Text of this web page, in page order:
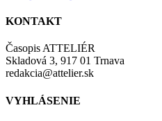
KONTAKT
Časopis ATTELIÉR
Skladová 3, 917 01 Trnava
redakcia@attelier.sk
VYHLÁSENIE